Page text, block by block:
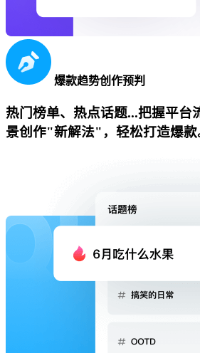
爆款趋势创作预判
热门榜单、热点话题...把握平台
景创作"新解法"，轻松打造爆款